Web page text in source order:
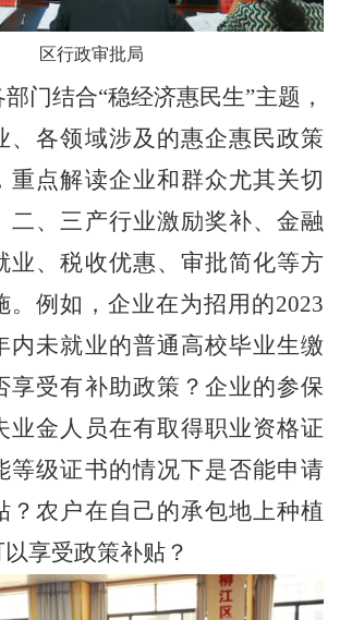
区行政审批局
门结合“稳经济惠民生”主题，
、各领域涉及的惠企惠民政策
重点解读企业和群众尤其关切
二、三产行业激励奖补、金融
业、税收优惠、审批简化等方
。例如，企业在为招用的2023
内未就业的普通高校毕业生缴
享受有补助政策？企业的参保
业金人员在有取得职业资格证
等级证书的情况下是否能申请
？农户在自己的承包地上种植
享受政策补贴？